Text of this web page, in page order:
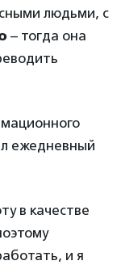
людьми, с
– тогда она
ежедневный
в качестве
и я